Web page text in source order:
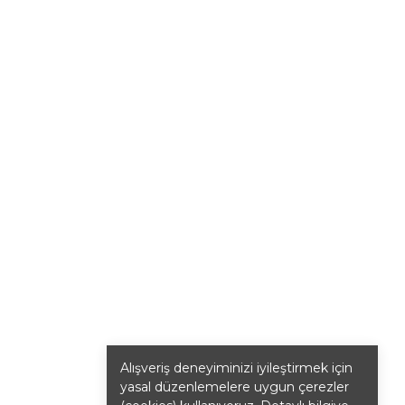
Alışveriş deneyiminizi iyileştirmek için
yasal düzenlemelere uygun çerezler